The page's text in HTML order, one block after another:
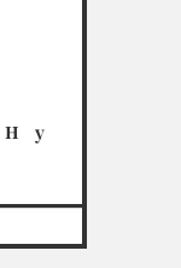
y